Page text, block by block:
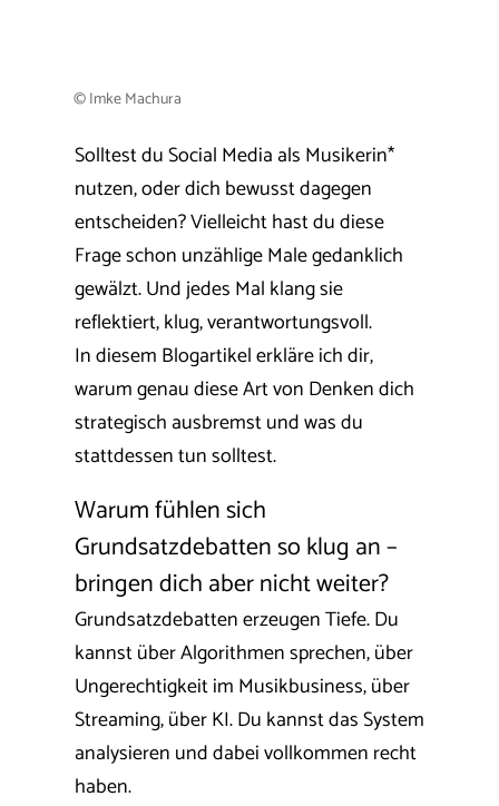
© Imke Machura
Solltest du Social Media als Musikerin*
nutzen, oder dich bewusst dagegen
entscheiden? Vielleicht hast du diese
Frage schon unzählige Male gedanklich
gewälzt. Und jedes Mal klang sie
reflektiert, klug, verantwortungsvoll.
In diesem Blogartikel erkläre ich dir,
warum genau diese Art von Denken dich
strategisch ausbremst und was du
stattdessen tun solltest.
Warum fühlen sich
Grundsatzdebatten so klug an –
bringen dich aber nicht weiter?
Grundsatzdebatten erzeugen Tiefe. Du
kannst über Algorithmen sprechen, über
Ungerechtigkeit im Musikbusiness, über
Streaming, über KI. Du kannst das System
analysieren und dabei vollkommen recht
haben.